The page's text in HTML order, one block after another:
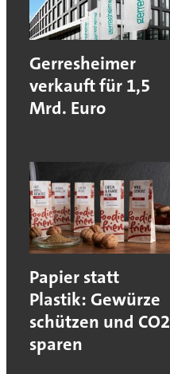
Gerresheimer
verkauft für 1,5
Mrd. Euro
Papier statt
Plastik: Gewürze
schützen und CO2
sparen